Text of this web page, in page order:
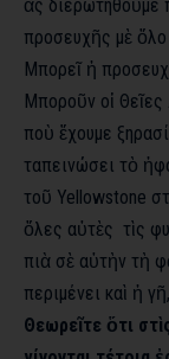
ἂς διερωτηθοῦμε
προσευχῆς μὲ ὅλο
Μπορεῖ ἡ
Μποροῦν οἱ
ποὺ ἔχουμε
ταπεινώσει τὸ
τοῦ Yellowstone
ὅλες αὐτὲς τὶς
πιὰ σὲ αὐτὴν τὴ
περιμένει καὶ ἡ
Θεωρεῖτε ὅτι